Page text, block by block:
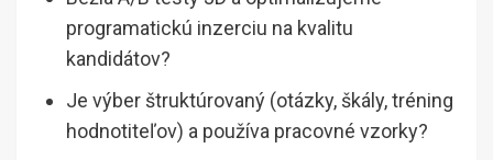
programatickú inzerciu na kvalitu
kandidátov?
Je výber štruktúrovaný (otázky, škály, tréning
hodnotiteľov) a používa pracovné vzorky?